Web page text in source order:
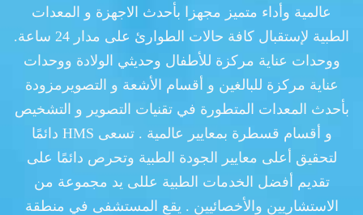
عالمية وأداء متميز مجهزا بأحدث الاجهزة و المعدات
الطبية لإستقبال كافة حالات الطوارئ على مدار 24 ساعة.
ووحدات عناية مركزة للأطفال وحديثي الولادة ووحدات
عناية مركزة للبالغين و أقسام الأشعة و التصويرمزودة
بأحدث المعدات المتطورة في تقنيات التصوير و التشخيص
و أقسام قسطرة بمعايير عالمية . تسعى HMS دائمًا
لتحقيق أعلى معايير الجودة الطبية وتحرص دائمًا على
تقديم أفضل الخدمات الطبية عللى يد مجموعة من
الاستشاريين والأخصائيين . يقع المستشفى في منطقة